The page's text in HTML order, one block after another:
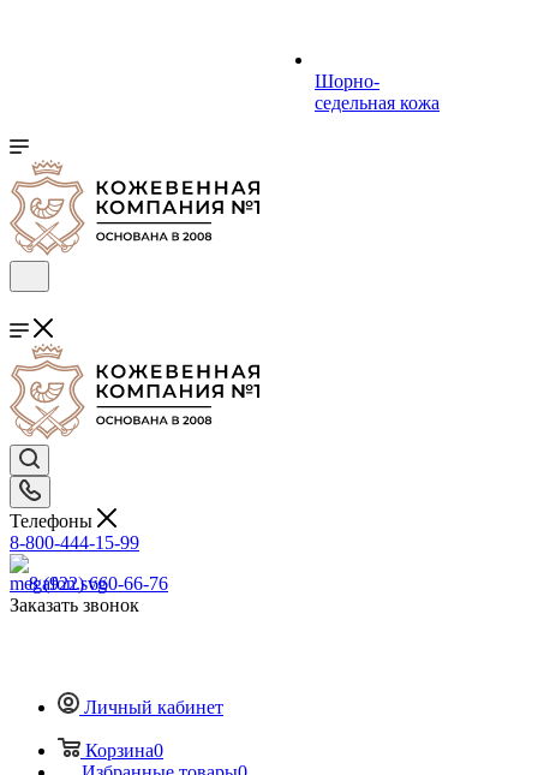
Шорно-
седельная кожа
Телефоны
8-800-444-15-99
8 (922) 660-66-76
Заказать звонок
Личный кабинет
Корзина0